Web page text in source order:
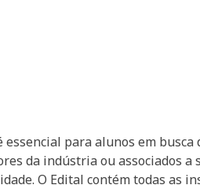
essencial para alunos em
da indústria ou associados a
O Edital contém todas as